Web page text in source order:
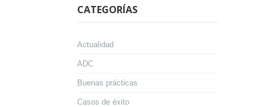
CATEGORÍAS
Actualidad
ADC
Buenas prácticas
Casos de éxito